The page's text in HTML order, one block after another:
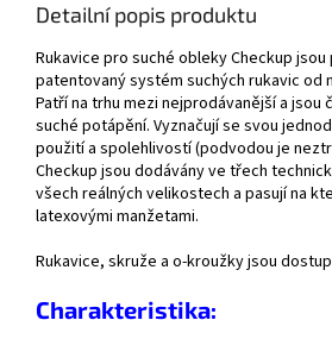
Detailní popis produktu
Rukavice pro suché obleky Checkup
patentovaný systém suchých rukavic od
Patří na trhu mezi nejprodávanější a jsou
suché potápění. Vyznačují se svou
použití a spolehlivostí (podvodou je
Checkup jsou dodávány ve třech
všech reálných velikostech a pasují na
latexovými manžetami.
Rukavice, skruže a o-kroužky jsou
Charakteristika: